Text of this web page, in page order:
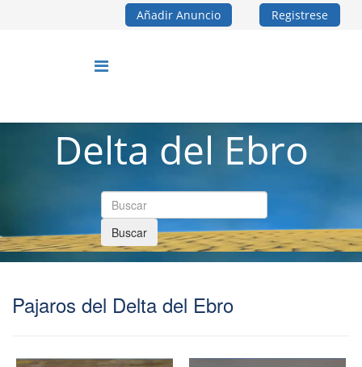
Añadir Anuncio Registrese
Delta del Ebro
Buscar
Pajaros del Delta del Ebro